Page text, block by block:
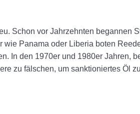
Schon vor Jahrzehnten begannen
wie Panama oder Liberia boten
In den 1970er und 1980er Jahren,
zu fälschen, um sanktioniertes Öl zu